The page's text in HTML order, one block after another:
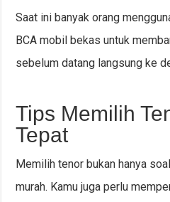
Saat ini banyak orang
BCA mobil bekas untuk
sebelum datang langsung ke
Tips Memilih
Tepat
Memilih tenor bukan hanya
murah. Kamu juga perlu